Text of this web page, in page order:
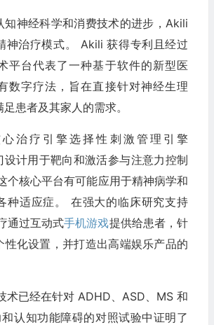
知神经科学和消费技术的进步，Akili
神治疗模式。 Akili 获得专利且经过
平台代表了一种基于软件的新型医
数字疗法，旨在直接针对神经生理
患者及其家人的需求。
治疗引擎选择性刺激管理引擎
设计用于靶向和激活参与注意力控制
个核心平台有可能应用于精神病学和
种适应症。 在强大的临床研究支持
通过互动式手机游戏提供给患者，针
性化设置，并打造出高端娱乐产品的
术已经在针对 ADHD、ASD、MS 和
认知功能障碍的对照试验中证明了